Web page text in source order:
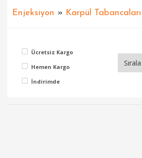
Enjeksiyon » Karpül Tabancaları
Ücretsiz Kargo
Hemen Kargo
İndirimde